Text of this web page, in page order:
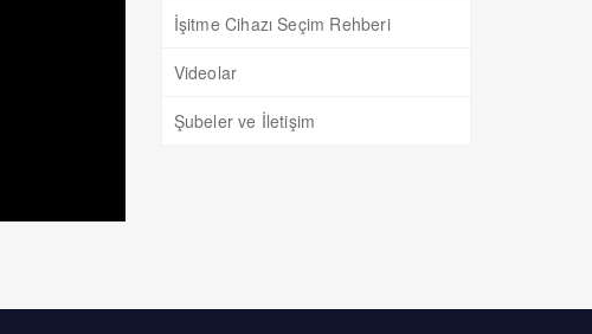
İşitme Cihazı Seçim Rehberi
Videolar
Şubeler ve İletişim